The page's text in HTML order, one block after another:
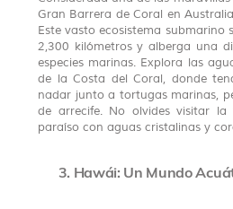
Gran Barrera de Coral en
Este vasto ecosistema submarino
2,300 kilómetros y alberga una
especies marinas. Explora las
de la Costa del Coral, donde
nadar junto a tortugas marinas,
de arrecife. No olvides visitar la
paraíso con aguas cristalinas y
3. Hawái: Un Mundo